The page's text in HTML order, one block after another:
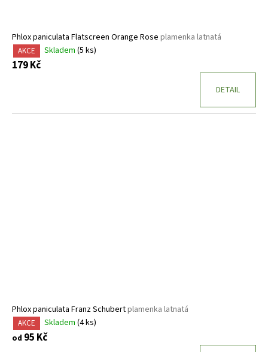
Phlox paniculata Flatscreen Orange Rose plamenka latnatá
AKCE Skladem (5 ks)
179 Kč
DETAIL
Phlox paniculata Franz Schubertplamenka latnatá
AKCE Skladem (4 ks)
od 95 Kč